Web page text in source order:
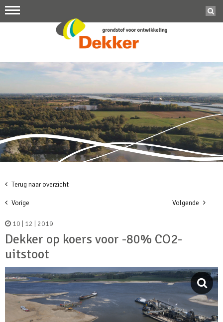
Terug naar overzicht
Vorige Volgende
10 | 12 | 2019
Dekker op koers voor -80% CO2-
uitstoot